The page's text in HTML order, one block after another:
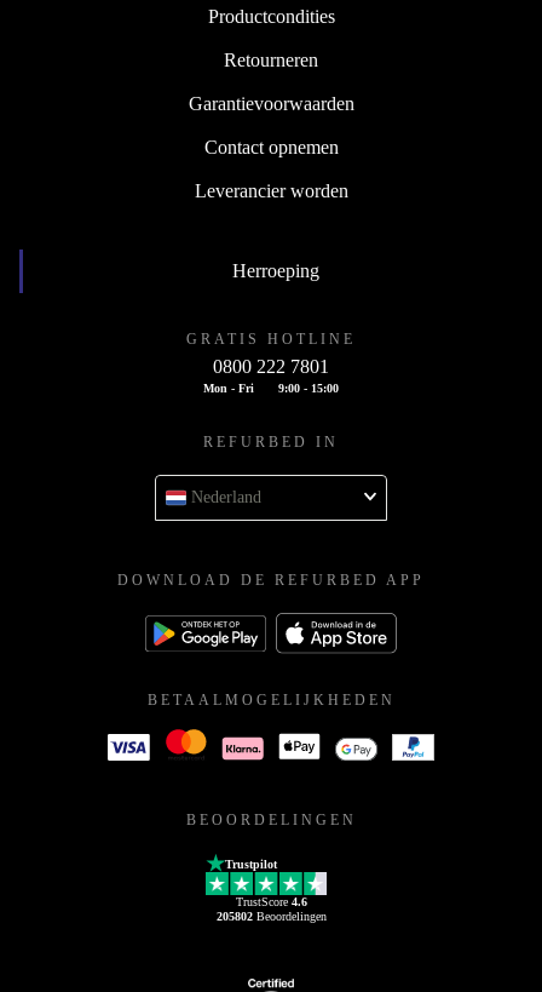
Productcondities
Retourneren
Garantievoorwaarden
Contact opnemen
Leverancier worden
Herroeping
GRATIS HOTLINE
0800 222 7801
Mon - Fri 9:00 - 15:00
REFURBED IN
Nederland
DOWNLOAD DE REFURBED APP
BETAALMOGELIJKHEDEN
BEOORDELINGEN
Trustpilot
TrustScore 4.6
205802Beoordelingen